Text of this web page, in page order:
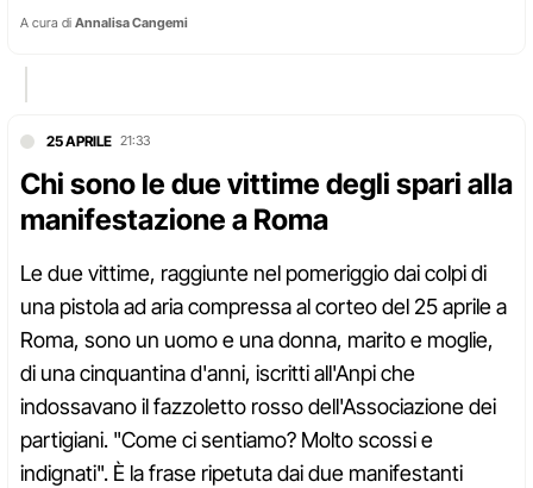
A cura di Annalisa Cangemi
25 APRILE 21:33
Chi sono le due vittime degli spari alla
manifestazione a Roma
Le due vittime, raggiunte nel pomeriggio dai colpi di
una pistola ad aria compressa al corteo del 25 aprile a
Roma, sono un uomo e una donna, marito e moglie,
di una cinquantina d'anni, iscritti all'Anpi che
indossavano il fazzoletto rosso dell'Associazione dei
partigiani. "Come ci sentiamo? Molto scossi e
indignati". È la frase ripetuta dai due manifestanti